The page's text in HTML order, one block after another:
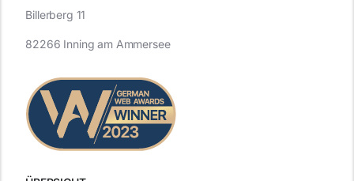
Billerberg 11
82266 Inning am Ammersee